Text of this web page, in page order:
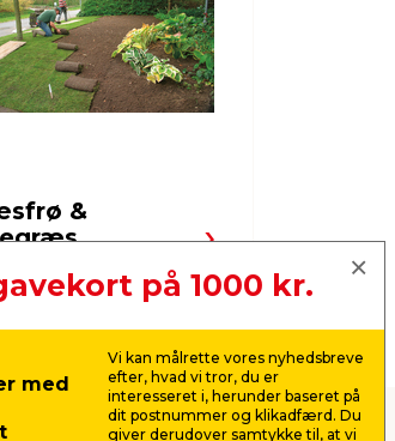
&
på 1000 kr.
med
Vi kan målrette vores nyhedsbreve
efter, hvad vi tror, du er
interesseret i, herunder baseret på
dit postnummer og klikadfærd. Du
giver derudover samtykke til, at vi